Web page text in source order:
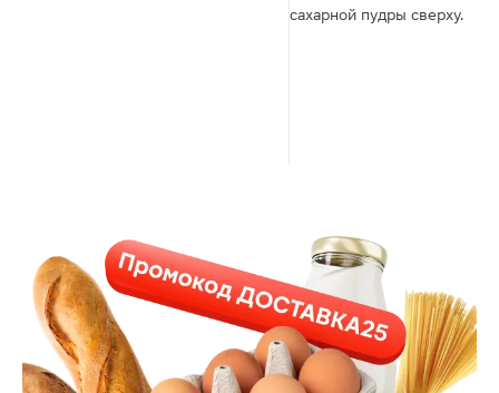
сахарной пудры сверху.